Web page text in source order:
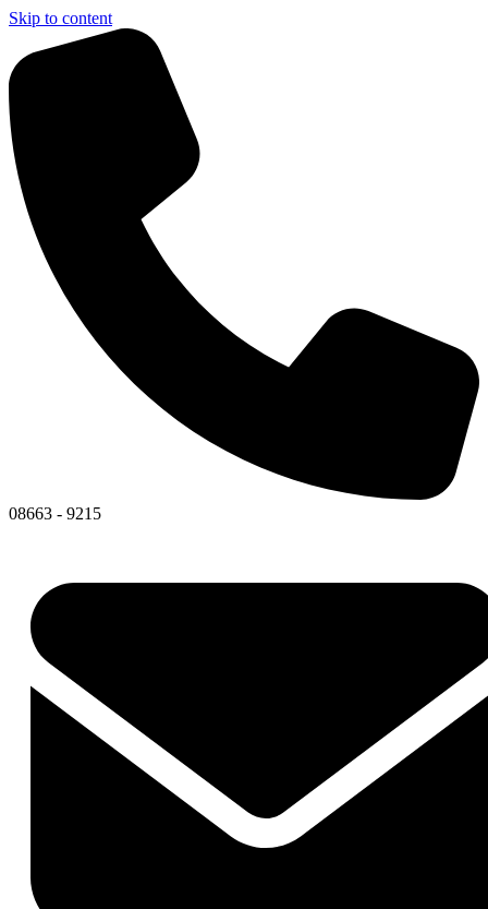
Skip to content
08663 - 9215